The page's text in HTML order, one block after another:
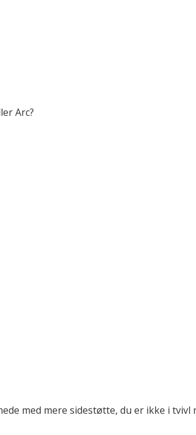
Arc?
med mere sidestøtte, du er ikke i tvivl